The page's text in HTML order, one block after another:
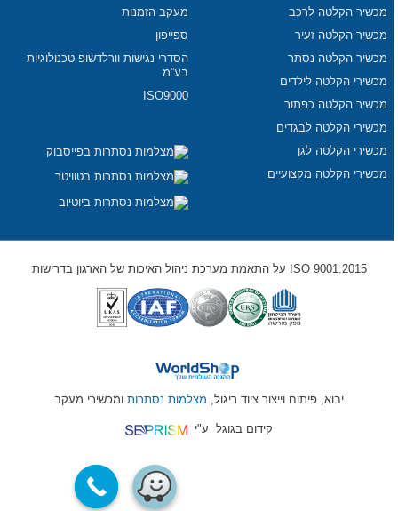
מכשיר הקלטה לרכב
מכשיר הקלטה זעיר
מכשיר הקלטה נסתר
מכשירי הקלטה לילדים
מכשיר הקלטה כפתור
מכשירי הקלטה לבגדים
מכשירי הקלטה לגן
מכשירי הקלטה מקצועיים
מעקב הזמנות
ספייפון
הסדרי נגישות וורלדשופ טכנולוגיות
בע”מ
ISO9000
ISO 9001:2015 על התאמת מערכת ניהול האיכות של הארגון בדרישות
יבוא, פיתוח וייצור ציוד ריגול, מצלמות נסתרות ומכשירי מעקב
קידום בגוגל ע"י